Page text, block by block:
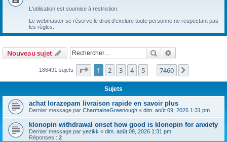
L'utilisation est soumise à restriction.
Le webmaster se réserve le droit d'exclure toute personne ne respectant pas
les règles.
Nouveau sujet Rechercher
186491 sujets Page 1sur7460
1 2 3 4 5 7460
Sujets
achat lorazepam livraison rapide en savoir plus
Dernier message par CharmaineGreenough « dim. août 09, 2026 1:31 pm
klonopin withdrawal onset how good is klonopin for anxiety
Dernier message par yezikk « dim. août 09, 2026 1:31 pm
Réponses : 2